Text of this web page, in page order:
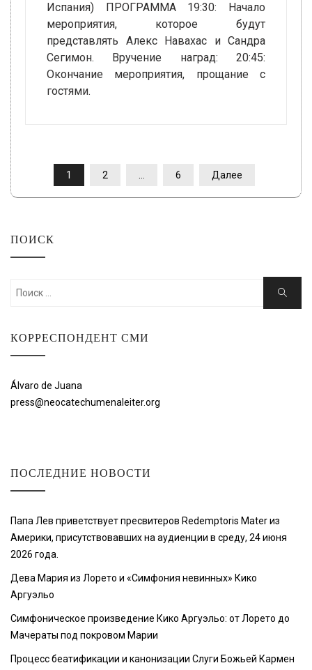
Испания) ПРОГРАММА 19:30: Начало
мероприятия, которое будут
представлять Алекс Навахас и Сандра
Сегимон. Вручение наград: 20:45:
Окончание мероприятия, прощание с
гостями.
ПАГИНАЦИЯ
ЗАПИСЕЙ
1 2 6 Далее
ПОИСК
Искать:
Поиск
КОРРЕСПОНДЕНТ СМИ
Álvaro de Juana
press@neocatechumenaleiter.org
ПОСЛЕДНИЕ НОВОСТИ
Папа Лев приветствует пресвитеров Redemptoris Mater из
Америки, присутствовавших на аудиенции в среду, 24 июня
2026 года.
Дева Мария из Лорето и «Симфония невинных» Кико
Аргуэльо
Симфоническое произведение Кико Аргуэльо: от Лорето до
Мачераты под покровом Марии
Процесс беатификации и канонизации Слуги Божьей Кармен